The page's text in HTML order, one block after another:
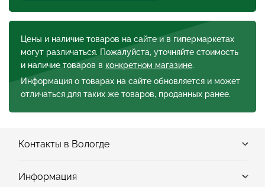
Цены и наличие товаров на сайте и в гипермаркетах
могут различаться. Пожалуйста, уточняйте стоимость
и наличие товаров в конкретном магазине.
Информация о товарах на сайте обновляется и может
отличаться для таких же товаров, проданных ранее.
Контакты в Вологде
Информация